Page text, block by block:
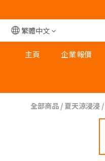
繁體中文
主頁 企業報價
全部商品 / 夏天涼浸浸 /